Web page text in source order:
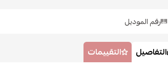
رقم الموديل
التفاصيل التقييمات